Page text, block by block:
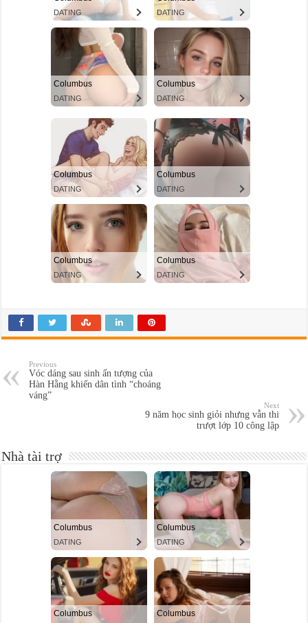
Previous
Vóc dáng sau sinh ấn tượng của
Hàn Hằng khiến dân tình “choáng
váng”
Next
9 năm học sinh giỏi nhưng vẫn thi
trượt lớp 10 công lập
Nhà tài trợ